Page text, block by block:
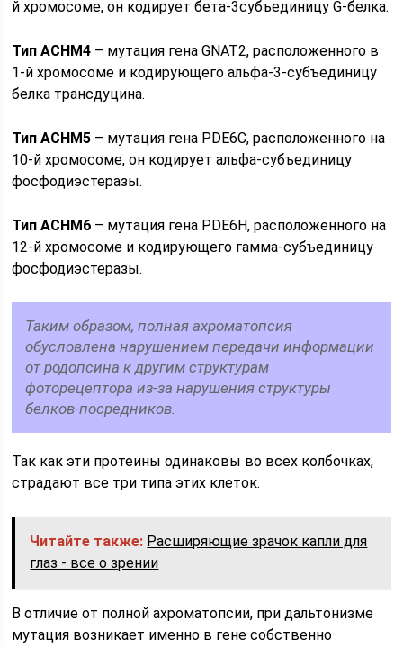
й хромосоме, он кодирует бета-3субъединицу G-белка.
Тип ACHM4 – мутация гена GNAT2, расположенного в
1-й хромосоме и кодирующего альфа-3-субъединицу
белка трансдуцина.
Тип ACHM5 – мутация гена PDE6C, расположенного на
10-й хромосоме, он кодирует альфа-субъединицу
фосфодиэстеразы.
Тип ACHM6 – мутация гена PDE6Н, расположенного на
12-й хромосоме и кодирующего гамма-субъединицу
фосфодиэстеразы.
Таким образом, полная ахроматопсия
обусловлена нарушением передачи информации
от родопсина к другим структурам
фоторецептора из-за нарушения структуры
белков-посредников.
Так как эти протеины одинаковы во всех колбочках,
страдают все три типа этих клеток.
Читайте также: Расширяющие зрачок капли для
глаз - все о зрении
В отличие от полной ахроматопсии, при дальтонизме
мутация возникает именно в гене собственно